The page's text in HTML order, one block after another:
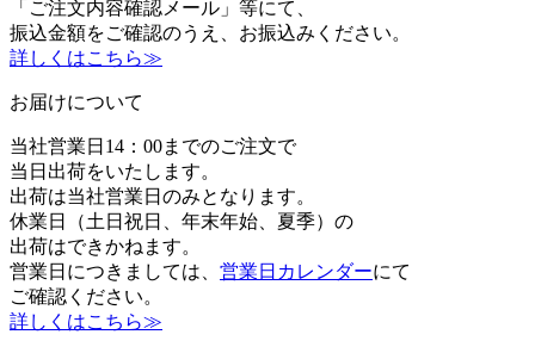
「ご注文内容確認メール」等にて、
振込金額をご確認のうえ、お振込みください。
詳しくはこちら≫
お届けについて
当社営業日14：00までのご注文で
当日出荷をいたします。
出荷は当社営業日のみとなります。
休業日（土日祝日、年末年始、夏季）の
出荷はできかねます。
営業日につきましては、 営業日カレンダーにて
ご確認ください。
詳しくはこちら≫